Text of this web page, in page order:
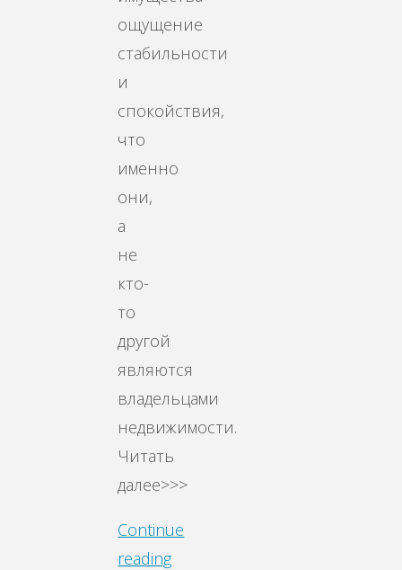
ощущение
стабильности
и
спокойствия,
что
именно
они,
а
не
кто-
то
другой
являются
владельцами
недвижимости.
Читать
далее>>>
Continue
reading